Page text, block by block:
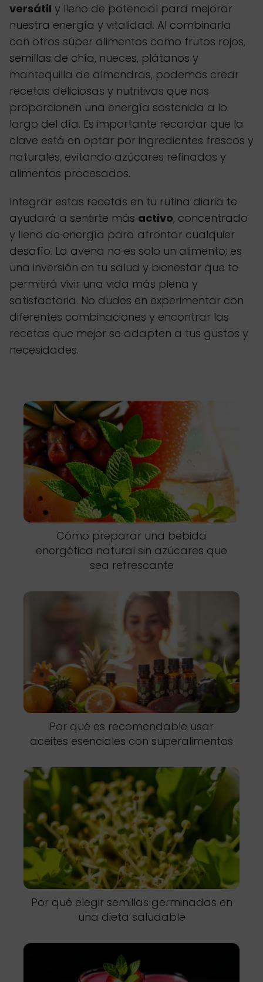
versátil y lleno de potencial para mejorar
nuestra energía y vitalidad. Al combinarla
con otros súper alimentos como frutos rojos,
semillas de chía, nueces, plátanos y
mantequilla de almendras, podemos crear
recetas deliciosas y nutritivas que nos
proporcionen una energía sostenida a lo
largo del día. Es importante recordar que la
clave está en optar por ingredientes frescos y
naturales, evitando azúcares refinados y
alimentos procesados.
Integrar estas recetas en tu rutina diaria te
ayudará a sentirte más activo, concentrado
y lleno de energía para afrontar cualquier
desafío. La avena no es solo un alimento; es
una inversión en tu salud y bienestar que te
permitirá vivir una vida más plena y
satisfactoria. No dudes en experimentar con
diferentes combinaciones y encontrar las
recetas que mejor se adapten a tus gustos y
necesidades.
Cómo preparar una bebida
energética natural sin azúcares que
sea refrescante
Por qué es recomendable usar
aceites esenciales con superalimentos
Por qué elegir semillas germinadas en
una dieta saludable